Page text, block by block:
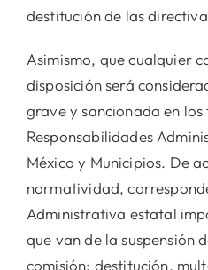
destitución de las
Asimismo, que cualquier
disposición será
grave y sancionada en
Responsabilidades
México y Municipios. De
normatividad,
Administrativa estatal
que van de la suspensión
comisión; destitución,